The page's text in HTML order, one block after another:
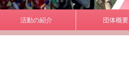
活動の紹介 団体概要